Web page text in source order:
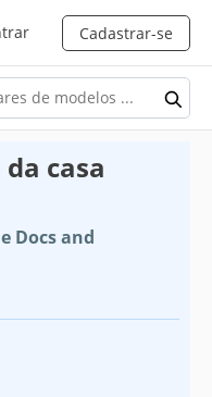
Cadastrar-se
casa
Docs and